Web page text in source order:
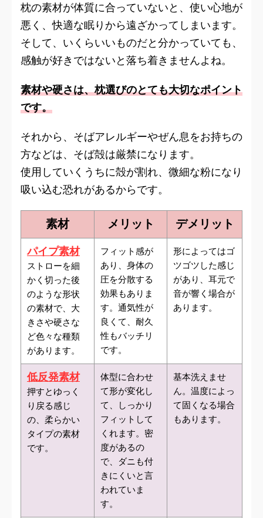
枕の素材が体質に合っていないと、使い心地が
悪く、快適な眠りから遠ざかってしまいます。
そして、いくらいいものだと分かっていても、
感触が好きではないと落ち着きませんよね。
素材や硬さは、枕選びのとても大切なポイント
です。
それから、そばアレルギーやぜん息をお持ちの
方などは、そば殻は厳禁になります。
使用していくうちに殻が割れ、微細な粉になり
吸い込む恐れがあるからです。
素材 メリット デメリット
パイプ素材
ストローを細
かく切った後
のような形状
の素材で、大
きさや硬さな
ど色々な種類
があります。
フィット感が
あり、身体の
圧を分散する
効果もありま
す。通気性が
良くて、耐久
性もバッチリ
です。
形によってはゴ
ツゴツした感じ
があり、耳元で
音が響く場合が
あります。
低反発素材
押すとゆっく
り戻る感じ
の、柔らかい
タイプの素材
です。
体型に合わせ
て形が変化し
て、しっかり
フィットして
くれます。密
度があるの
で、ダニも付
きにくいと言
われていま
す。
基本洗えませ
ん。温度によっ
て固くなる場合
もあります。